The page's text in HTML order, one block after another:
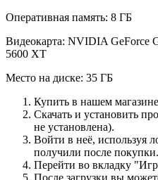
Оперативная память: 8 ГБ
Видеокарта: NVIDIA GeForce
5600 XT
Место на диске: 35 ГБ
Купить в нашем
Скачать и установить
не установлена).
Войти в неё, используя
получили после покупки.
Перейти во вкладку
После загрузки вы